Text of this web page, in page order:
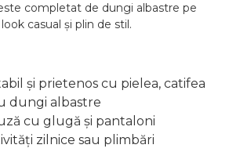
completat de dungi albastre pe
casual și plin de stil.
și prietenos cu pielea, catifea
dungi albastre
cu glugă și pantaloni
zilnice sau plimbări